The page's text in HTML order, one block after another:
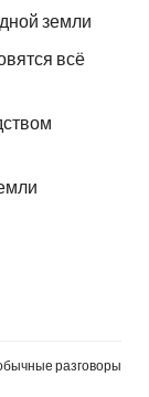
земли
всё
разговоры